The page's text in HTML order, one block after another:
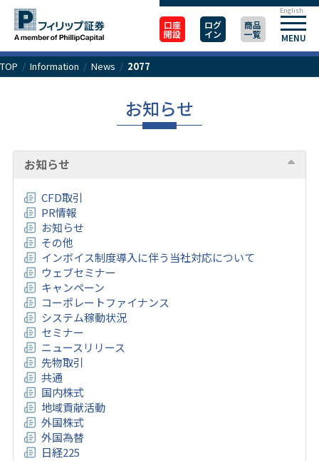
口座
開設
ログ
イン
商品
一覧 MENU
English
TOP / Information / News / 2077
お知らせ
お知らせ
CFD取引
PR情報
お知らせ
その他
インボイス制度導入に伴う当社対応について
ウェブセミナー
キャンペーン
コーポレートファイナンス
システム稼動状況
セミナー
ニュースリリース
先物取引
共通
国内株式
地域貢献活動
外国株式
外国為替
日経225